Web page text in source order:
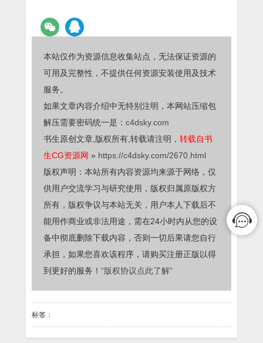
本站仅作为资源信息收集站点，无法保证资源的
可用及完整性，不提供任何资源安装使用及技术
服务。
如果文章内容介绍中无特别注明，本网站压缩包
解压需要密码统一是： c4dsky.com
书生原创文章,版权所有,转载请注明， 转载自书
生CG资源网 » https://c4dsky.com/2670.html
版权声明：本站所有内容资源均来源于网络，仅
供用户交流学习与研究使用，版权归属原版权方
所有，版权争议与本站无关，用户本人下载后不
能用作商业或非法用途，需在24小时内从您的设
备中彻底删除下载内容，否则一切后果请您自行
承担，如果您喜欢该程序，请购买注册正版以得
到更好的服务！ “版权协议点此了解”
标签：